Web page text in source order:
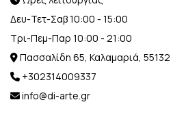
Δευ-Τετ-Σαβ 10:00 - 15:00
Τρι-Πεμ-Παρ 10:00 - 21:00
Πασσαλίδη 65, Καλαμαριά, 55132
+302314009337
info@di-arte.gr